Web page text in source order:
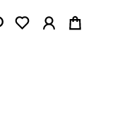
Košík